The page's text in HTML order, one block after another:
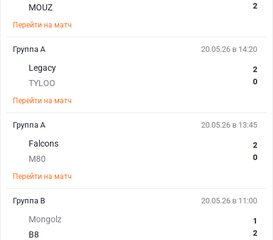
MOUZ
2
Перейти на матч
20.05.26 в 14:20
Legacy
TYLOO
2
0
Перейти на матч
Группа А
20.05.26 в 13:45
Falcons
M80
2
0
Перейти на матч
Группа А
20.05.26 в 11:00
Mongolz
B8
1
2
Группа В